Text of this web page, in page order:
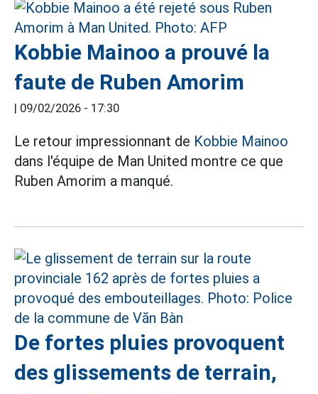
Kobbie Mainoo a prouvé la
faute de Ruben Amorim
| 09/02/2026 - 17:30
Le retour impressionnant de Kobbie Mainoo
dans l'équipe de Man United montre ce que
Ruben Amorim a manqué.
De fortes pluies provoquent
des glissements de terrain,